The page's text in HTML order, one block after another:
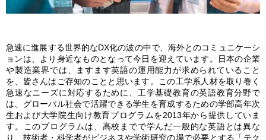
急速に進展する世界的なDX化の波の中で、海外とのコミュニケーシ
ョンは、より身近なものとなって今日を迎えています。日本の企業
や製造業界では、ますます英語の運用能力が求められていること
を、皆さんはご存知のことと思います。この工学系人材を取り巻く
急速なニーズに対応するために、工学基礎教育の英語教育分野で
は、グローバル社会で活躍できる学生を育成するための学部高年次
生および大学院生向け教育プログラムを2013年から提供していま
す。このプログラムは、高校までで学んだ一般的な英語とは異な
り、技術者・科学者がビジネスや学術研究の場で必要とする「テク